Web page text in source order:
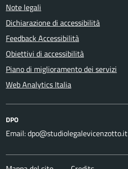
Note legali
Dichiarazione di accessibilità
Feedback Accessibilità
Obiettivi di accessibilità
Piano di miglioramento dei servizi
Web Analytics Italia
DPO
Email: dpo@studiolegalevicenzotto.it